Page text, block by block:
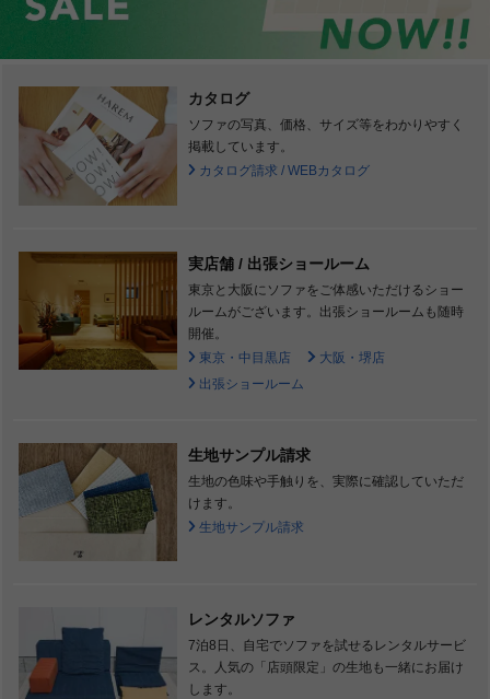
カタログ
ソファの写真、価格、サイズ等をわかりやすく
掲載しています。
カタログ請求 / WEBカタログ
実店舗 / 出張ショールーム
東京と大阪にソファをご体感いただけるショー
ルームがございます。出張ショールームも随時
開催。
東京・中目黒店
大阪・堺店
出張ショールーム
生地サンプル請求
生地の色味や手触りを、実際に確認していただ
けます。
生地サンプル請求
レンタルソファ
7泊8日、自宅でソファを試せるレンタルサービ
ス。人気の「店頭限定」の生地も一緒にお届け
します。